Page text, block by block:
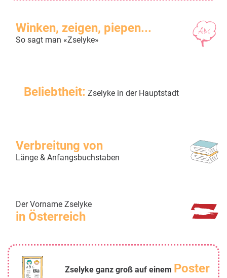
Winken, zeigen, piepen...
So sagt man «Zselyke»
Beliebtheit: Zselyke in der Hauptstadt
Verbreitung von
Länge & Anfangsbuchstaben
Der Vorname Zselyke
in Österreich
Zselyke ganz groß auf einem Poster